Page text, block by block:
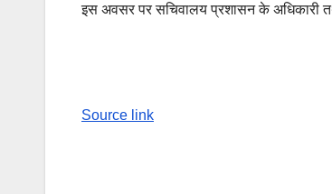
इस अवसर पर सचिवालय प्रशासन के अधिकारी
Reading
Source link